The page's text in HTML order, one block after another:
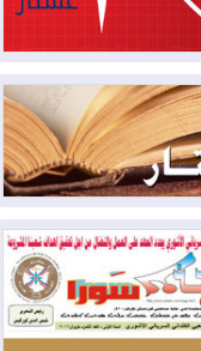
يطوقان
المالية العراقية.. اقتراض يتجاوز 3 تريليونات
في الظلام مجددا
أوامر بإجلاء 60 ألف شخص
واشنطن
"حسابي" يُمهل
أغسطس لاستلام